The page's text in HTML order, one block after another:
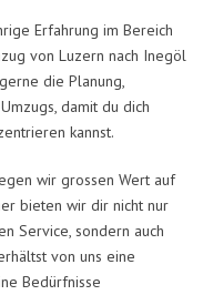
Erfahrung im Bereich
von Luzern nach Inegöl
die Planung,
damit du dich
kannst.
wir grossen Wert auf
bieten wir dir nicht nur
Service, sondern auch
von uns eine
Bedürfnisse